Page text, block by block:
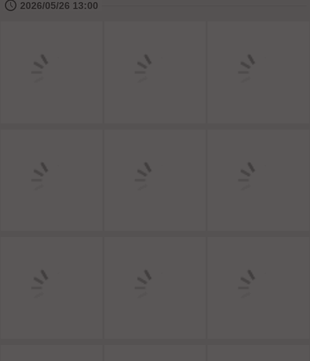
🕔 2026/05/26 13:00